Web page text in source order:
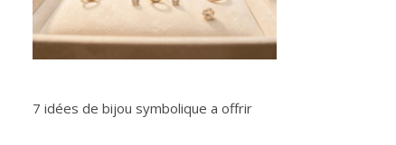
7 idées de bijou symbolique a offrir